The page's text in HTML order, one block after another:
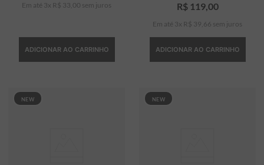
Em até 3 x R$ 33 00 sem juros
ADICIONAR AO CARRINHO
R$ 119,00
Em até 3 x R$ 39 66 sem juros
ADICIONAR AO CARRINHO
NEW NEW